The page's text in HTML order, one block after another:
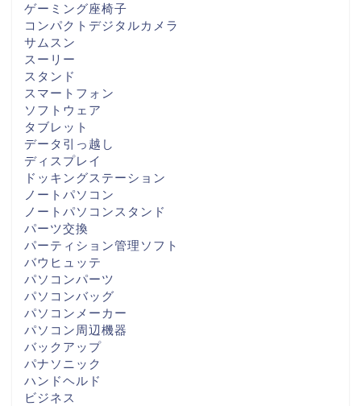
ゲーミング座椅子
コンパクトデジタルカメラ
サムスン
スーリー
スタンド
スマートフォン
ソフトウェア
タブレット
データ引っ越し
ディスプレイ
ドッキングステーション
ノートパソコン
ノートパソコンスタンド
パーツ交換
パーティション管理ソフト
バウヒュッテ
パソコンパーツ
パソコンバッグ
パソコンメーカー
パソコン周辺機器
バックアップ
パナソニック
ハンドヘルド
ビジネス